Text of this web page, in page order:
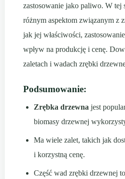
zastosowanie jako paliwo. W tej
różnym aspektom związanym z
jak jej właściwości,
wpływ na produkcję i cenę.
zaletach i wadach zrębki
Podsumowanie:
Zrębka drzewna jest
biomasy drzewnej
Ma wiele zalet, takich jak
i korzystną cenę.
Część wad zrębki drzewnej